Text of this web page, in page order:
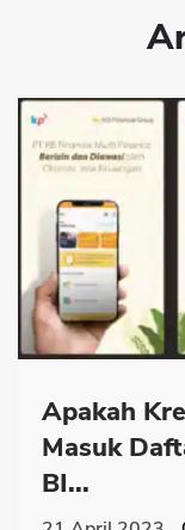
Apakah
Masuk
BI...